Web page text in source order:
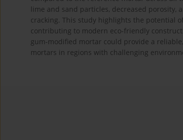
lime and sand particles, decreased porosity,
cracking. This study highlights the potential
contributing to modern eco-friendly
gum-modified mortar could provide a
mortars in regions with challenging